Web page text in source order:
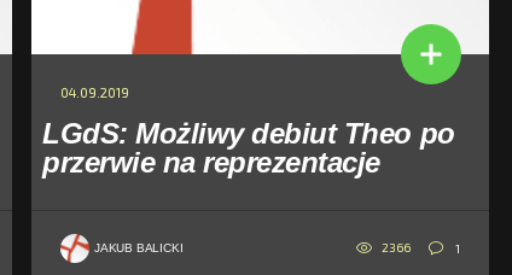
04.09.2019
LGdS: Możliwy debiut Theo po
przerwie na reprezentacje
JAKUB BALICKI 2366 1